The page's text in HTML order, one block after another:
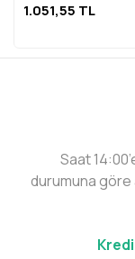
1.051,55 TL
Saat
durumuna göre